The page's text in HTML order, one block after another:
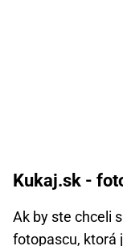
Kukaj.sk -
Ak by ste chceli
fotopascu, ktorá